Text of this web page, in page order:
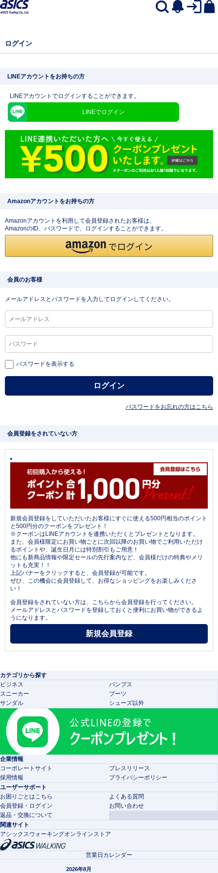
ログイン
LINEアカウントをお持ちの方
LINEアカウントでログインすることができます。
LINEでログイン
Amazonアカウントをお持ちの方
Amazonアカウントを利用して会員登録されたお客様は、
AmazonのID、パスワードで、ログインすることができます。
会員のお客様
メールアドレスとパスワードを入力してログインしてください。
パスワードを表示する
パスワードをお忘れの方はこちら
会員登録をされていない方
新規会員登録をしていただいたお客様にすぐに使える500円相当のポイント
と500円分のクーポンをプレゼント！
※クーポンはLINEアカウントを連携いただくとプレゼントとなります。
また、会員様限定にお買い物ごとに次回以降のお買い物でご利用いただけ
るポイントや、誕生日月には特別割引もご用意！
他にも新商品情報や限定セールの先行案内など、会員様だけの特典やメリ
ットも充実！！
上記バナーをクリックすると、会員登録が可能です。
ぜひ、この機会に会員登録して、お得なショッピングをお楽しみくださ
い！
会員登録をされていない方は、こちらから会員登録を行ってください。
メールアドレスとパスワードを登録しておくと便利にお買い物ができるよ
うになります。
カテゴリから探す
ビジネス
パンプス
スニーカー
ブーツ
サンダル
シューズ以外
企業情報
コーポレートサイト
プレスリリース
採用情報
プライバシーポリシー
ユーザーサポート
お困りごとはこちら
よくある質問
会員登録・ログイン
お問い合わせ
返品・交換について
関連サイト
アシックスウォーキングオンラインストア
営業日カレンダー
2026年8月